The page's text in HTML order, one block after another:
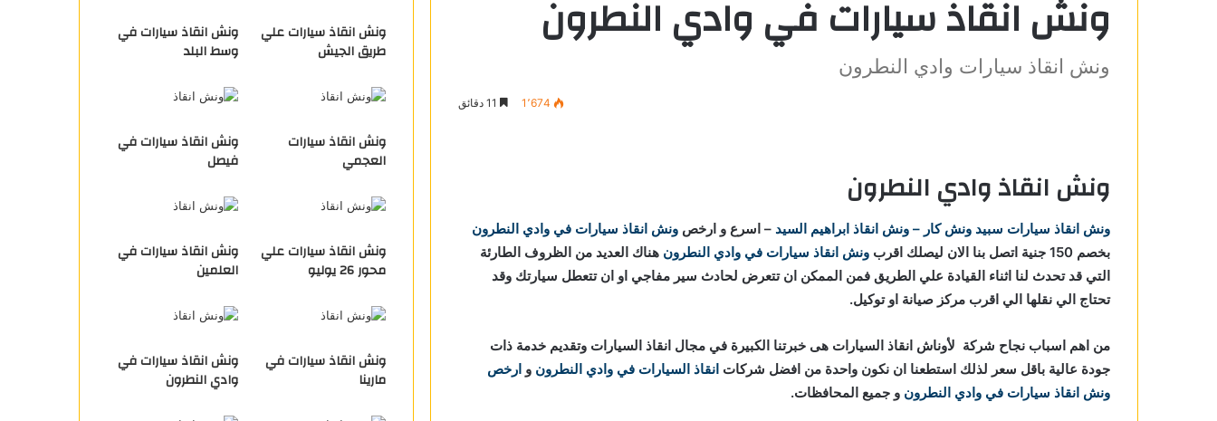
ونش انقاذ سيارات في وادي النطرون
ونش انقاذ سيارات وادي النطرون
1٬674
ونش انقاذ وادي النطرون
ونش انقاذ سيارات سبيد ونش كار – ونش انقاذ ابراهيم السيد – اسرع و ارخص ونش انقاذ سيارات في وادي النطرون
بخصم 150 جنية اتصل بنا الان ليصلك اقرب
ونش انقاذ سيارات في وادي النطرون هناك العديد من الظروف الطارئة
التي قد تحدث لنا اثناء القيادة علي الطريق فمن الممكن ان تتعرض لحادث سير مفاجي او ان تتعطل سيارتك وقد
تحتاج الي نقلها الي اقرب مركز صيانة او توكيل.
من اهم اسباب نجاح شركة لأوناش انقاذ السيارات هى خبرتنا الكبيرة في مجال انقاذ السيارات وتقديم خدمة ذات
جودة عالية باقل سعر لذلك استطعنا ان نكون واحدة من افضل شركات انقاذ السيارات في وادي النطرون و ارخص
ونش انقاذ سيارات في وادي النطرون و جميع المحافظات.
ونش انقاذ سيارات علي
طريق الجيش
ونش انقاذ سيارات في
وسط البلد
ونش انقاذ سيارات
العجمي
ونش انقاذ سيارات في
فيصل
ونش انقاذ سيارات علي
محور 26 يوليو
ونش انقاذ سيارات في
العلمين
ونش انقاذ سيارات في
مارينا
ونش انقاذ سيارات في
وادي النطرون